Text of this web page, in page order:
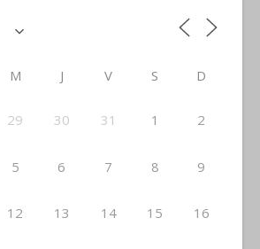
M J V S D
29 30 31 1 2
5 6 7 8 9
12 13 14 15 16